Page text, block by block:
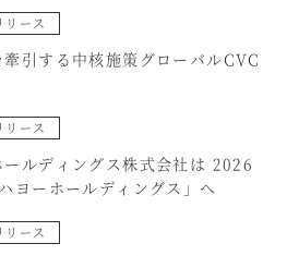
リース
引する中核施策グローバルCVC
リース
ルディングス株式会社は 2026
ヨーホールディングス」へ
リース